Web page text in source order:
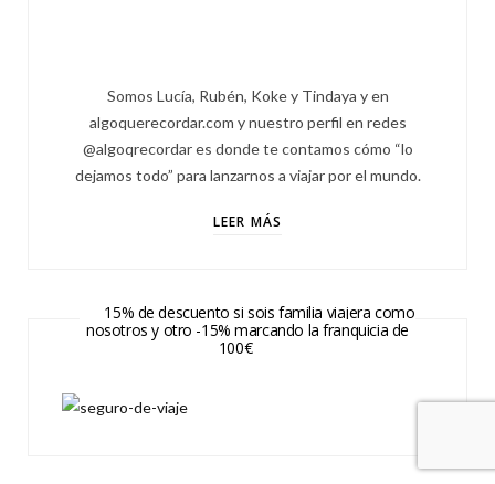
Somos Lucía, Rubén, Koke y Tindaya y en
algoquerecordar.com y nuestro perfil en redes
@algoqrecordar es donde te contamos cómo “lo
dejamos todo” para lanzarnos a viajar por el mundo.
LEER MÁS
15% de descuento si sois familia viajera como
nosotros y otro -15% marcando la franquicia de
100€